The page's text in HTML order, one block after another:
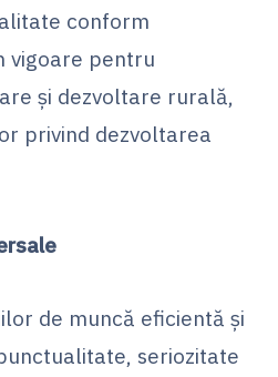
conform
vigoare pentru
şi dezvoltare rurală,
privind dezvoltarea
de muncă eficientă şi
seriozitate